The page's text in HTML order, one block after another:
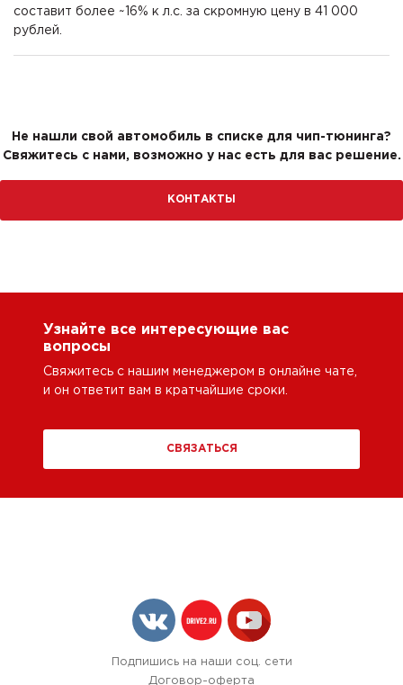
составит более ~16% к л.с. за скромную цену в 41 000
рублей.
Не нашли свой автомобиль в списке для чип-тюнинга?
Свяжитесь с нами, возможно у нас есть для вас решение.
КОНТАКТЫ
Узнайте все интересующие вас
вопросы
Свяжитесь с нашим менеджером в онлайне чате,
и он ответит вам в кратчайшие сроки.
СВЯЗАТЬСЯ
Подпишись на наши соц. сети
Договор-оферта